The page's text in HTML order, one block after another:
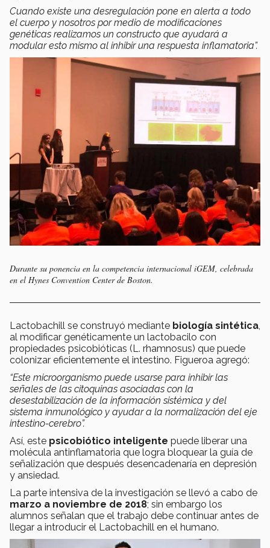
Cuando existe una desregulación pone en alerta a todo
el cuerpo y nosotros por medio de modificaciones
genéticas realizamos un constructo que ayudará a
modular esto mismo al inhibir una respuesta inflamatoria”.
Durante su ponencia en la competencia internacional iGEM, celebrada
en el Hynes Convention Center de Boston.
Lactobachill se construyó mediante biología sintética
al modificar genéticamente un lactobacilo con
propiedades psicobióticas (L. rhamnosus) que puede
colonizar eficientemente el intestino. Figueroa agregó:
“Este microorganismo puede usarse para inhibir las
señales de las citoquinas asociadas con la
desestabilización de la información sistémica y del
sistema inmunológico y ayudar a la normalización del eje
intestino-cerebro”.
Así, este psicobiótico inteligente puede liberar una
molécula antinflamatoria que logra bloquear la guía de
señalización que después desencadenaría en depresión
y ansiedad.
La parte intensiva de la investigación se llevó a cabo de
marzo a noviembre de 2018; sin embargo los
alumnos señalan que el trabajo debe continuar antes de
llegar a introducir el Lactobachill en el humano.